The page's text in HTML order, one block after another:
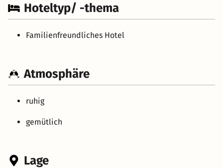
Hoteltyp/ -thema
Familienfreundliches Hotel
Atmosphäre
ruhig
gemütlich
Lage